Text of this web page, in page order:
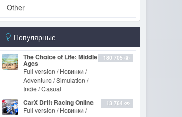
Other
Популярные
180 705
The Choice of Life: Middle
Ages
Full version / Новинки /
Adventure / Simulation /
Indie / Casual
13 764
CarX Drift Racing Online
Full version / Новинки /